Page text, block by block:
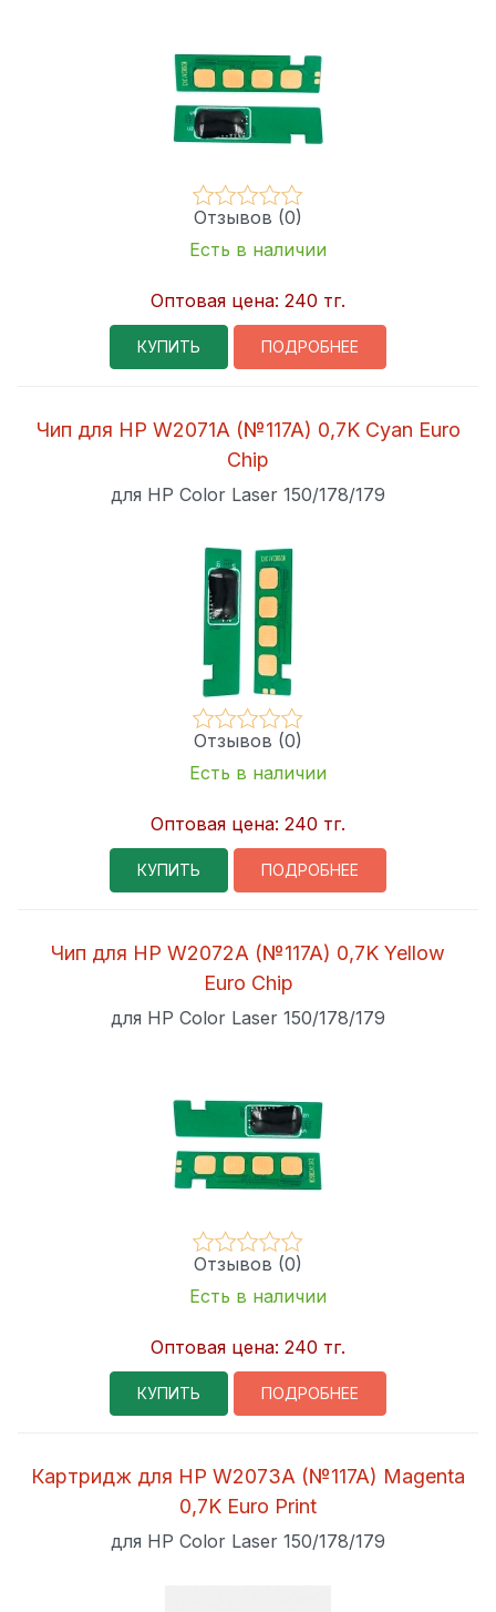
Отзывов (0)
Есть в наличии
Оптовая цена: 240 тг.
КУПИТЬ ПОДРОБНЕЕ
Чип для HP W2071A (№117A) 0,7K Cyan Euro
Chip
для HP Color Laser 150/178/179
Отзывов (0)
Есть в наличии
Оптовая цена: 240 тг.
КУПИТЬ ПОДРОБНЕЕ
Чип для HP W2072A (№117A) 0,7K Yellow
Euro Chip
для HP Color Laser 150/178/179
Отзывов (0)
Есть в наличии
Оптовая цена: 240 тг.
КУПИТЬ ПОДРОБНЕЕ
Картридж для HP W2073A (№117A) Magenta
0,7K Euro Print
для HP Color Laser 150/178/179